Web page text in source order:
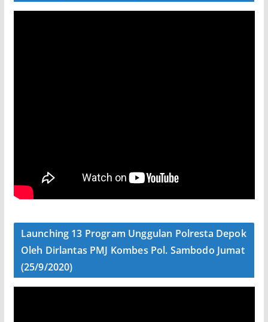
Launching 13 Program Unggulan Polresta Depok
Oleh Dirlantas PMJ Kombes Pol. Sambodo Jumat
(25/9/2020)